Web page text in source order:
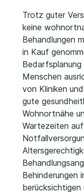
Trotz guter
keine
Behandlungen
in Kauf
Menschen
von Kliniken
gute
Wohnortnähe
Wartezeiten
Behinderungen